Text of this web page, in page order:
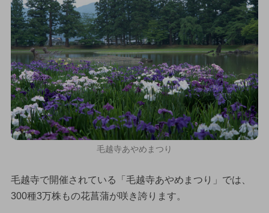
毛越寺あやめまつり
毛越寺で開催されている「毛越寺あやめまつり」では、
300種3万株もの花菖蒲が咲き誇ります。